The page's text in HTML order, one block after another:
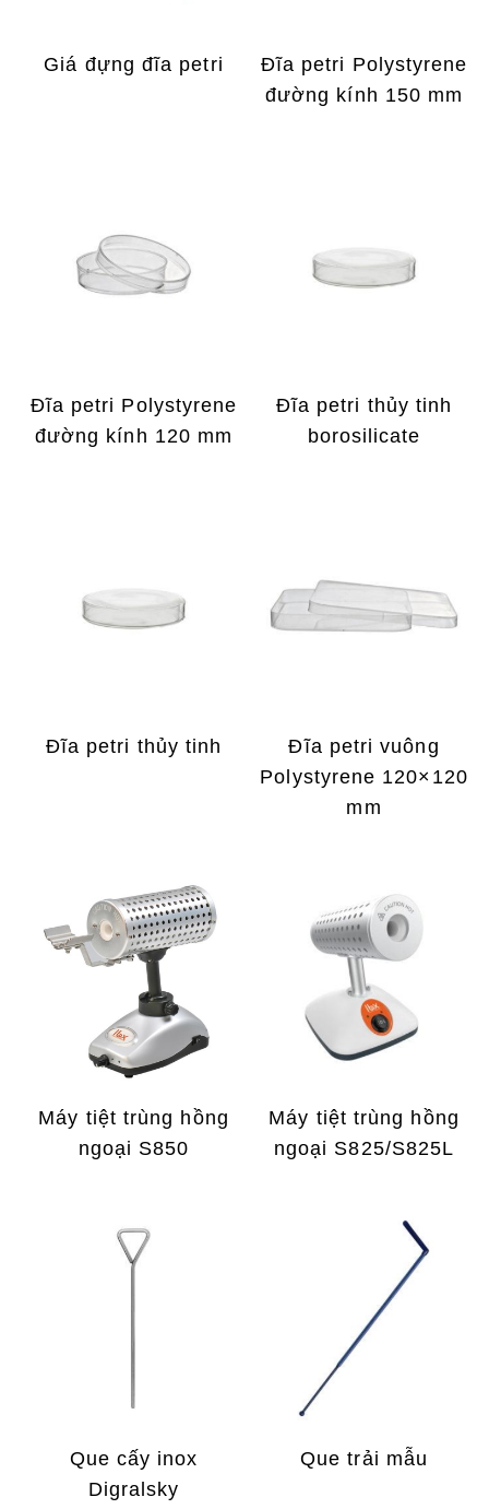
Giá đựng đĩa petri
Đĩa petri Polystyrene
đường kính 150 mm
Đĩa petri Polystyrene
đường kính 120 mm
Đĩa petri thủy tinh
borosilicate
Đĩa petri thủy tinh
Đĩa petri vuông
Polystyrene 120×120
mm
Máy tiệt trùng hồng
ngoại S850
Máy tiệt trùng hồng
ngoại S825/S825L
Que cấy inox
Digralsky
Que trải mẫu